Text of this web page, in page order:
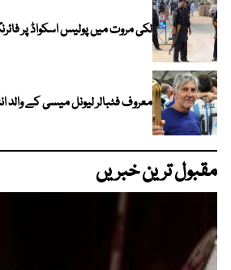
لکی مروت میں پولیس اسکواڈ پر
معروف فٹبالر لیونل میسی کے والد
مقبول ترین خبریں